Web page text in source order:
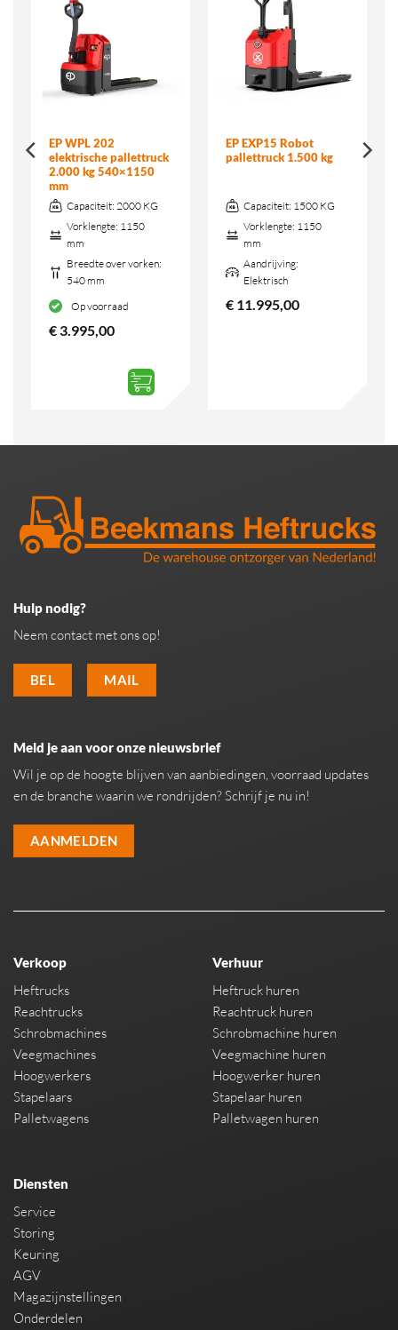
EP WPL 202
elektrische pallettruck
2.000 kg 540×1150
mm
Capaciteit: 2000 KG
Vorklengte: 1150
mm
Breedte over vorken:
540 mm
Op voorraad
€3.995,00
EP EXP15 Robot
pallettruck 1.500 kg
Capaciteit: 1500 KG
Vorklengte: 1150
mm
Aandrijving:
Elektrisch
€11.995,00
Hulp nodig?
Neem contact met ons op!
BEL MAIL
Meld je aan voor onze nieuwsbrief
Wil je op de hoogte blijven van aanbiedingen, voorraad updates
en de branche waarin we rondrijden? Schrijf je nu in!
AANMELDEN
Verkoop
Heftrucks
Reachtrucks
Schrobmachines
Veegmachines
Hoogwerkers
Stapelaars
Palletwagens
Verhuur
Heftruck huren
Reachtruck huren
Schrobmachine huren
Veegmachine huren
Hoogwerker huren
Stapelaar huren
Palletwagen huren
Diensten
Service
Storing
Keuring
AGV
Magazijnstellingen
Onderdelen